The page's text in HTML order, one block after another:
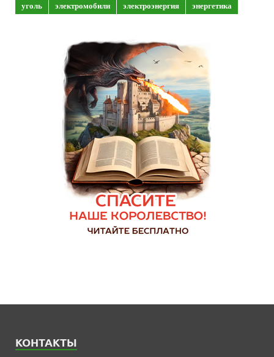
уголь
электромобили электроэнергия энергетика
КОНТАКТЫ